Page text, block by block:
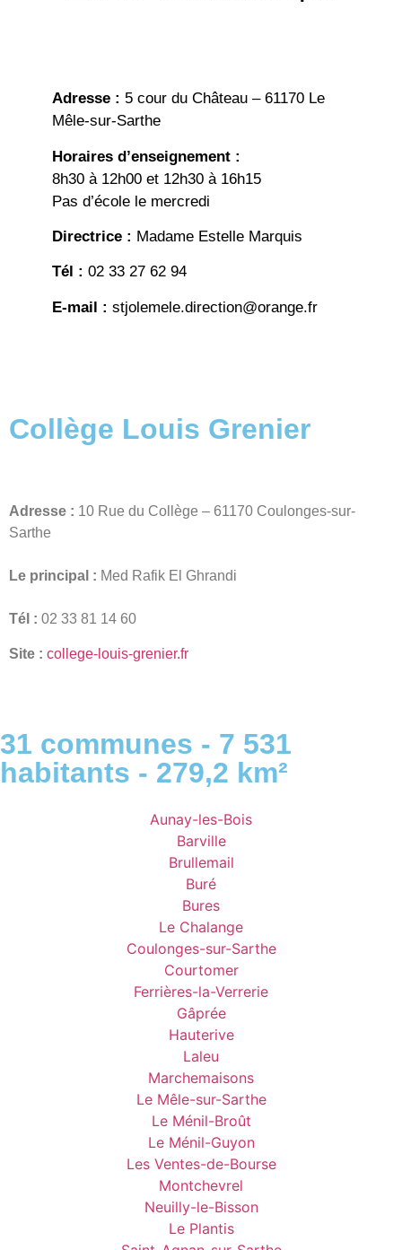
Adresse : 5 cour du Château – 61170 Le
Mêle-sur-Sarthe
Horaires d’enseignement :
8h30 à 12h00 et 12h30 à 16h15
Pas d’école le mercredi
Directrice : Madame Estelle Marquis
Tél : 02 33 27 62 94
E-mail : stjolemele.direction@orange.fr
Collège Louis Grenier
Adresse : 10 Rue du Collège – 61170 Coulonges-sur-
Sarthe
Le principal : Med Rafik El Ghrandi
Tél : 02 33 81 14 60
Site : college-louis-grenier.fr
31 communes - 7 531
habitants - 279,2 km²
Aunay-les-Bois
Barville
Brullemail
Buré
Bures
Le Chalange
Coulonges-sur-Sarthe
Courtomer
Ferrières-la-Verrerie
Gâprée
Hauterive
Laleu
Marchemaisons
Le Mêle-sur-Sarthe
Le Ménil-Broût
Le Ménil-Guyon
Les Ventes-de-Bourse
Montchevrel
Neuilly-le-Bisson
Le Plantis